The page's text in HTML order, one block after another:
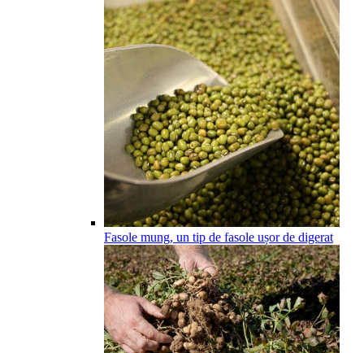
Fasole mung, un tip de fasole ușor de digerat